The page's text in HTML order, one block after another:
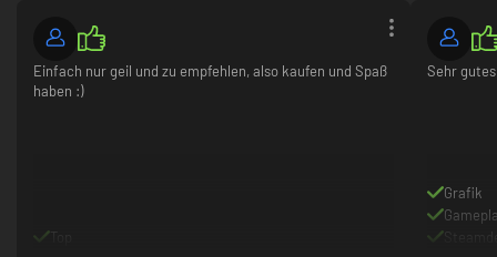
auch anheuern, um dir im Kampf zu helfen!
Einfach nur geil und zu empfehlen, also kaufen und Spaß
haben :)
Top
Sehr
Grafik